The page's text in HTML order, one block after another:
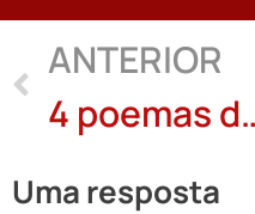
ANTERIOR
4 poemas de
Uma resposta